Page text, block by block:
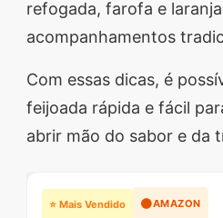
refogada, farofa e
acompanhamentos
Com essas dicas, é
feijoada rápida e fácil
abrir mão do sabor e da
⭐ Mais Vendido 🟠AMAZON